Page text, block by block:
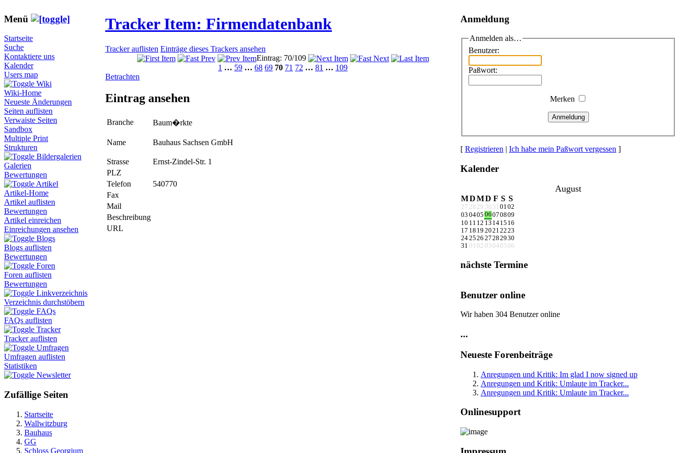
Menü
Startseite
Suche
Kontaktiere uns
Kalender
Users map
Wiki
Wiki-Home
Neueste Änderungen
Seiten auflisten
Verwaiste Seiten
Sandbox
Multiple Print
Strukturen
Bildergalerien
Galerien
Bewertungen
Artikel
Artikel-Home
Artikel auflisten
Bewertungen
Artikel einreichen
Einreichungen ansehen
Blogs
Blogs auflisten
Bewertungen
Foren
Foren auflisten
Bewertungen
Linkverzeichnis
Verzeichnis durchstöbern
FAQs
FAQs auflisten
Tracker
Tracker auflisten
Umfragen
Umfragen auflisten
Statistiken
Newsletter
Zufällige Seiten
Startseite
Wallwitzburg
Bauhaus
GG
Schloss Georgium
Tracker Item: Firmendatenbank
Tracker auflisten Einträge dieses Trackers ansehen
Eintrag: 70/109
1 … 59 … 68 69 70 71 72 … 81 … 109
Betrachten
Eintrag ansehen
Branche Baum�rkte
Name Bauhaus Sachsen GmbH
Strasse
Ernst-Zindel-Str. 1
PLZ
Telefon
540770
Fax
Mail
Beschreibung
URL
Anmeldung
Anmelden als…
Benutzer:
Paßwort:
Merken
Anmeldung
[ Registrieren | Ich habe mein Paßwort vergessen ]
Kalender
August
MDMD F S S
27 28 29 30 31 0102
03 0405 06070809
10 11 12 13 1415 16
17 18 19 20212223
242526 27282930
31 01 02 03 04 05 06
nächste Termine
Benutzer online
Wir haben 304 Benutzer online
...
Neueste Forenbeiträge
Anregungen und Kritik: Im glad I now signed up
Anregungen und Kritik: Umlaute im Tracker...
Anregungen und Kritik: Umlaute im Tracker...
Onlinesupport